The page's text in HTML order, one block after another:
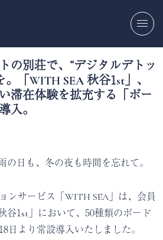
の別荘で、“デジタルデトッ
「WITH SEA 秋谷1st」、
滞在体験を拡充する「ボー
入。
の日も、冬の夜も時間を忘れて。
ンサービス「WITH SEA」は、会員
谷1st」において、50種類のボード
日より常設導入いたしました。